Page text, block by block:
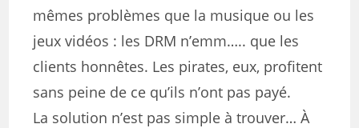
mêmes problèmes que la musique ou les
jeux vidéos : les DRM n’emm….. que les
clients honnêtes. Les pirates, eux, profitent
sans peine de ce qu’ils n’ont pas payé.
La solution n’est pas simple à trouver… À